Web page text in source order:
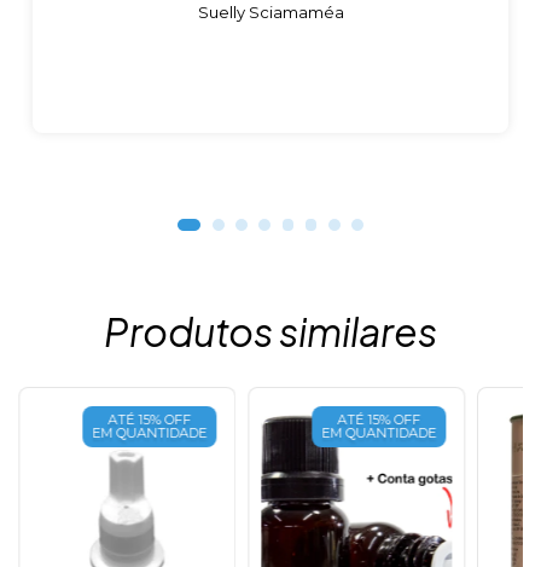
Suelly Sciamaméa
Produtos similares
ATÉ 15% OFF
EM QUANTIDADE
ATÉ 15% OFF
EM QUANTIDADE